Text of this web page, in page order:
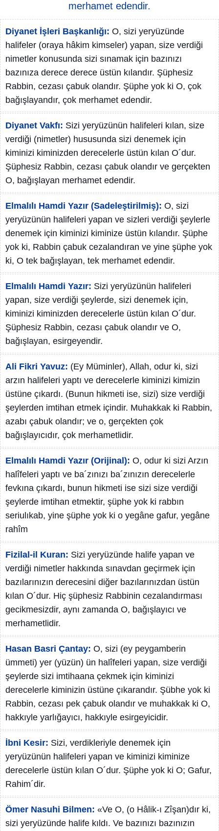
merhamet edendir.
Diyanet İşleri Başkanlığı: O, sizi yeryüzünde
halifeler (oraya hâkim kimseler) yapan, size verdiği
nimetler konusunda sizi sınamak için bazınızı
bazınıza derece derece üstün kılandır. Şüphesiz
Rabbin, cezası çabuk olandır. Şüphe yok ki O, çok
bağışlayandır, çok merhamet edendir.
Diyanet Vakfı: Sizi yeryüzünün halifeleri kılan, size
verdiği (nimetler) hususunda sizi denemek için
kiminizi kiminizden derecelerle üstün kılan O´dur.
Şüphesiz Rabbin, cezası çabuk olandır ve gerçekten
O, bağışlayan merhamet edendir.
Elmalılı Hamdi Yazır (Sadeleştirilmiş): O, sizi
yeryüzünün halifeleri yapan ve sizleri verdiği şeylerle
denemek için kiminizi kiminize üstün kılandır. Şüphe
yok ki, Rabbin çabuk cezalandıran ve yine şüphe yok
ki, O tek bağışlayan, tek merhamet edendir.
Elmalılı Hamdi Yazır: Sizi yeryüzünün halifeleri
yapan, size verdiği şeylerde, sizi denemek için,
kiminizi kiminizden derecelerle üstün kılan O´dur.
Şüphesiz Rabbin, cezası çabuk olandır ve O,
bağışlayan, esirgeyendir.
Ali Fikri Yavuz: (Ey Müminler), Allah, odur ki, sizi
arzın halifeleri yaptı ve derecelerle kiminizi kimizin
üstüne çıkardı. (Bunun hikmeti ise, sizi) size verdiği
şeylerden imtihan etmek içindir. Muhakkak ki Rabbin,
azabı çabuk olandır; ve o, gerçekten çok
bağışlayıcıdır, çok merhametlidir.
Elmalılı Hamdi Yazır (Orijinal): O, odur ki sizi Arzın
halîfeleri yaptı ve ba´zınızı ba´zınızın derecelerle
fevkına çıkardı, bunun hikmeti ise sizi size verdiği
şeylerde imtihan etmektir, şüphe yok ki rabbın
seriulıkab, yine şüphe yok ki o yegâne gafur, yegâne
rahîm
Fizilal-il Kuran: Sizi yeryüzünde halife yapan ve
verdiği nimetler hakkında sınavdan geçirmek için
bazılarınızın derecesini diğer bazılarınızdan üstün
kılan O´dur. Hiç şüphesiz Rabbinin cezalandırması
gecikmesizdir, aynı zamanda O, bağışlayıcı ve
merhametlidir.
Hasan Basri Çantay: O, sizi (ey peygamberin
ümmeti) yer (yüzün) ün halîfeleri yapan, size verdiği
şeylerde sizi imtihaana çekmek için kiminizi
derecelerle kiminizin üstüne çıkarandır. Şübhe yok ki
Rabbin, cezası pek çabuk olandır ve muhakkak ki O,
hakkıyle yarlığayıcı, hakkıyle esirgeyicidir.
İbni Kesir: Sizi, verdikleriyle denemek için
yeryüzünün halifeleri yapan ve kiminizi kiminize
derecelerle üstün kılan O´dur. Şüphe yok ki O; Gafur,
Rahim´dir.
Ömer Nasuhi Bilmen: «Ve O, (o Hâlik-ı Zîşan)dır ki,
sizi yeryüzünde halife kıldı. Ve bazınızı bazınızın